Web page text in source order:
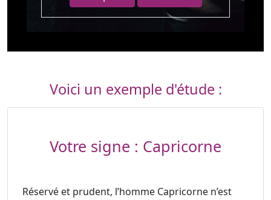
Voici un exemple d'étude :
Votre signe : Capricorne
Réservé et prudent, l’homme Capricorne n’est